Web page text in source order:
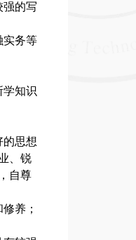
强的写
实务等
学知识
的思想
、锐
自尊
养；